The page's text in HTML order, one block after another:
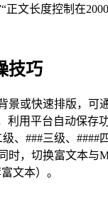
正文长度控制在2000
技巧
景或快速排版，可
利用平台自动保存
、###三级、
时，切换富文本与
文本）。